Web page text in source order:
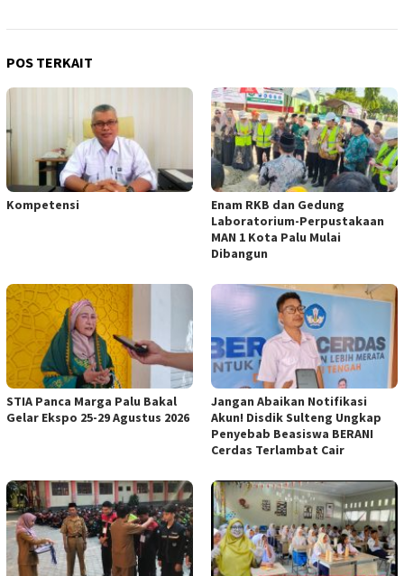
POS TERKAIT
Kompetensi
Enam RKB dan Gedung
Laboratorium-Perpustakaan
MAN 1 Kota Palu Mulai
Dibangun
STIA Panca Marga Palu Bakal
Gelar Ekspo 25-29 Agustus 2026
Jangan Abaikan Notifikasi
Akun! Disdik Sulteng Ungkap
Penyebab Beasiswa BERANI
Cerdas Terlambat Cair